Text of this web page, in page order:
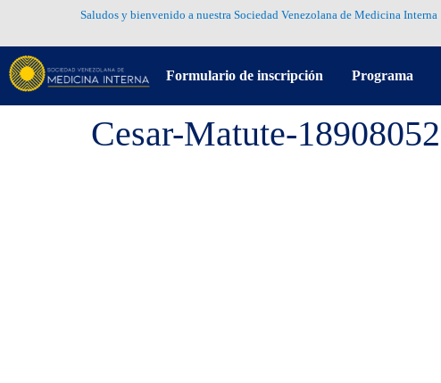
Saludos y bienvenido a nuestra Sociedad Venezolana de Medicina Interna
Formulario de inscripción Programa
Cesar-Matute-18908052